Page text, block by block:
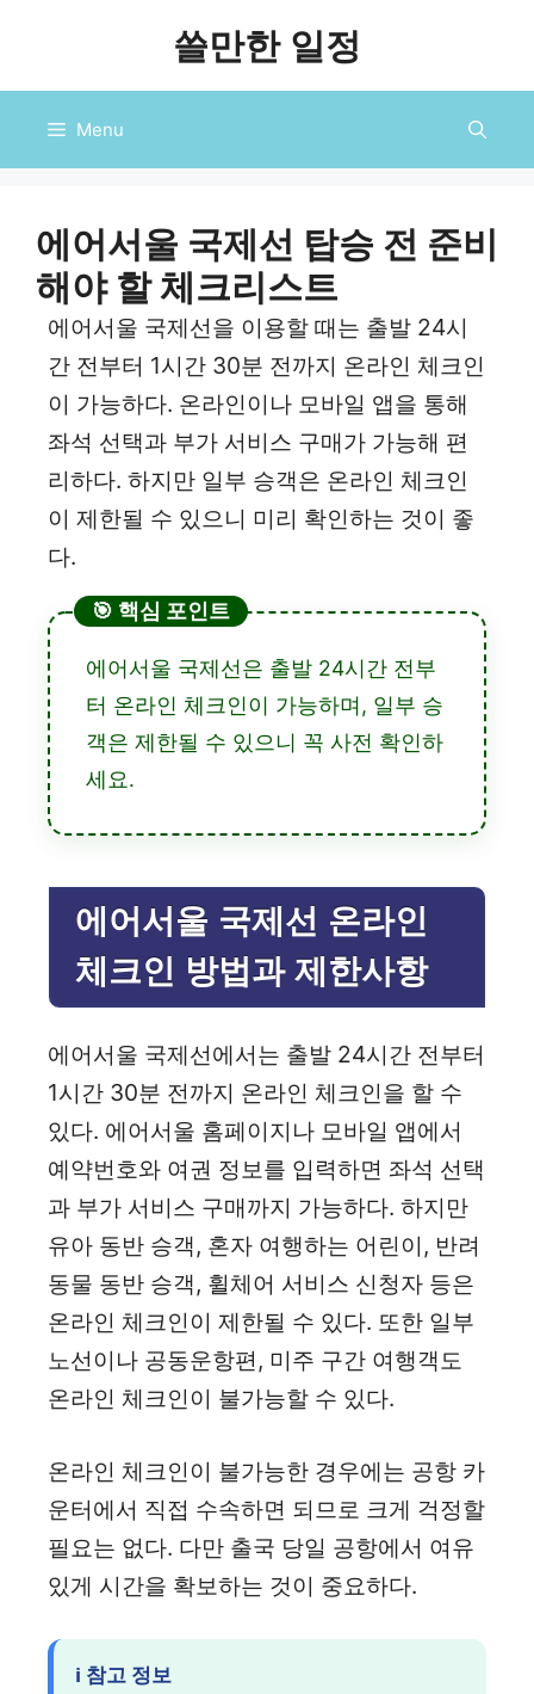
너
쓸만한 일정
Menu
에어서울 국제선 탑승 전 준비
해야 할 체크리스트
에어서울 국제선을 이용할 때는 출발 24시
간 전부터 1시간 30분 전까지 온라인 체크인
이 가능하다. 온라인이나 모바일 앱을 통해
좌석 선택과 부가 서비스 구매가 가능해 편
리하다. 하지만 일부 승객은 온라인 체크인
이 제한될 수 있으니 미리 확인하는 것이 좋
다.
🎯 핵심 포인트
에어서울 국제선은 출발 24시간 전부
터 온라인 체크인이 가능하며, 일부 승
객은 제한될 수 있으니 꼭 사전 확인하
세요.
에어서울 국제선 온라인
체크인 방법과 제한사항
에어서울 국제선에서는 출발 24시간 전부터
1시간 30분 전까지 온라인 체크인을 할 수
있다. 에어서울 홈페이지나 모바일 앱에서
예약번호와 여권 정보를 입력하면 좌석 선택
과 부가 서비스 구매까지 가능하다. 하지만
유아 동반 승객, 혼자 여행하는 어린이, 반려
동물 동반 승객, 휠체어 서비스 신청자 등은
온라인 체크인이 제한될 수 있다. 또한 일부
노선이나 공동운항편, 미주 구간 여행객도
온라인 체크인이 불가능할 수 있다.
온라인 체크인이 불가능한 경우에는 공항 카
운터에서 직접 수속하면 되므로 크게 걱정할
필요는 없다. 다만 출국 당일 공항에서 여유
있게 시간을 확보하는 것이 중요하다.
ℹ️ 참고 정보